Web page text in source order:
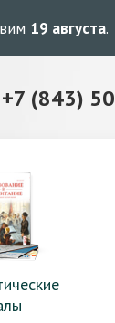
19 августа.
+7 (843)